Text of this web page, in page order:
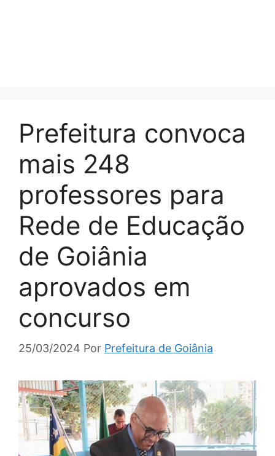
Prefeitura convoca
mais 248
professores para
Rede de Educação
de Goiânia
aprovados em
concurso
25/03/2024 Por Prefeitura de Goiânia